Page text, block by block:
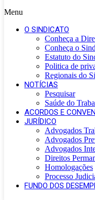
Menu
O SINDICATO
Conheça a
Conheça o
Estatuto do
Politica de
Regionais do
NOTÍCIAS
Pesquisar
Saúde do
ACORDOS E
JURÍDICO
Advogados
Advogados
Advogados
Direitos
Homologações
Processo
FUNDO DOS